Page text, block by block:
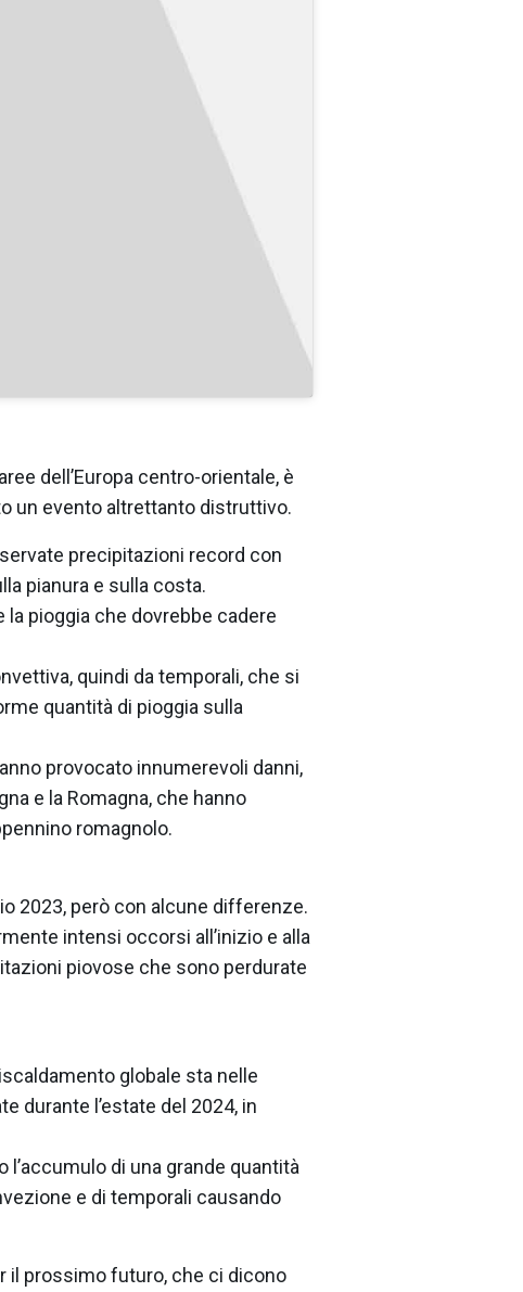
dell’Europa centro-orientale, è
un evento altrettanto distruttivo.
precipitazioni record con
pianura e sulla costa.
pioggia che dovrebbe cadere
quindi da temporali, che si
quantità di pioggia sulla
provocato innumerevoli danni,
e la Romagna, che hanno
romagnolo.
2023, però con alcune differenze.
intensi occorsi all’inizio e alla
piovose che sono perdurate
globale sta nelle
durante l’estate del 2024, in
di una grande quantità
e di temporali causando
il prossimo futuro, che ci dicono